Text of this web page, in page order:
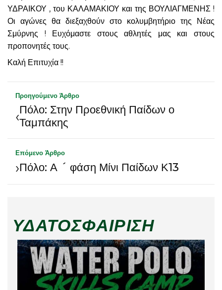
ΥΔΡΑΙΚΟΥ , του ΚΑΛΑΜΑΚΙΟΥ και της ΒΟΥΛΙΑΓΜΕΝΗΣ !
Οι αγώνες θα διεξαχθούν στο κολυμβητήριο της Νέας
Σμύρνης ! Ευχόμαστε στους αθλητές μας και στους
προπονητές τους.
Καλή Επιτυχία !!
Προηγούμενο Άρθρο
‹Πόλο: Στην Προεθνική Παίδων ο
Ταμπάκης
Επόμενο Άρθρο
›Πόλο: Α ´ φάση Μίνι Παίδων Κ13
ΥΔΑΤΟΣΦΑΊΡΙΣΗ